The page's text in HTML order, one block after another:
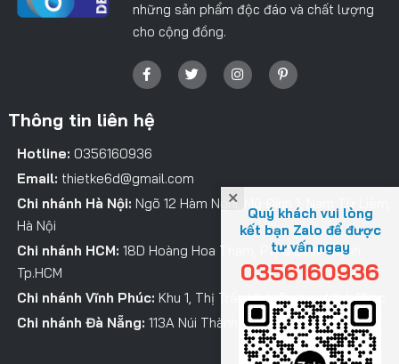
những sản phẩm độc đáo và chất lượng
cho cộng đồng.
Thông tin liên hệ
Hotline: 0356160936
Email: thietke6d@gmail.com
Chi nhánh Hà Nội: Ngõ 12 Hàm Nghi, Mỹ Đình 1, Nam Từ Liêm,
Hà Nội
Chi nhánh HCM: 18D Hoàng Hoa Thám, P7, Q.Bình Thạnh,
Tp.HCM
Chi nhánh Vĩnh Phúc: Khu 1, Thị Trấn Vĩnh Tường, Vĩnh Phúc
Chi nhánh Đà Nẵng: 113A Núi Thành, Hải Châu, TP. Đà Nẵng
Quý khách vui lòng
kết bạn Zalo để được
tư vấn ngay
0356160936